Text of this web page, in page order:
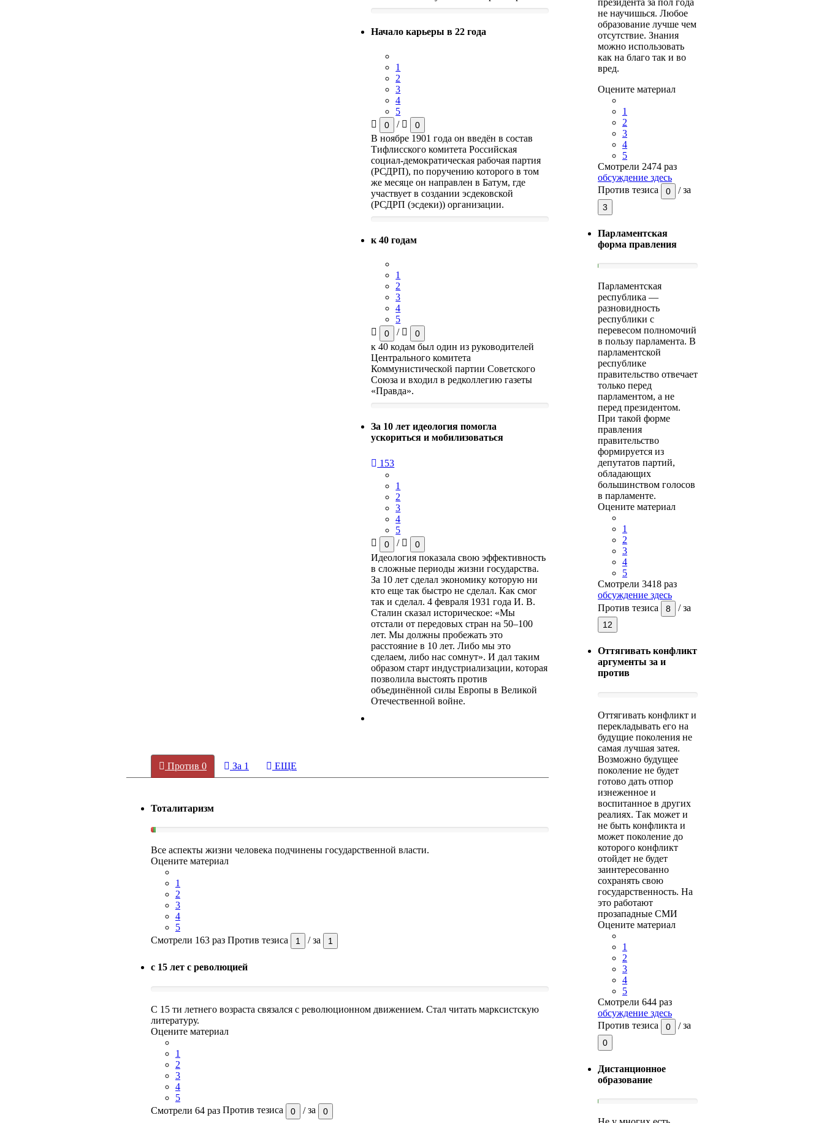
Начало карьеры в 22 года
1
2
3
4
5
0 / 0
В ноябре 1901 года он введён в состав
Тифлисского комитета Российская
социал-демократическая рабочая партия
(РСДРП), по поручению которого в том
же месяце он направлен в Батум, где
участвует в создании эсдековской
(РСДРП (эсдеки)) организации.
к 40 годам
1
2
3
4
5
0 / 0
к 40 кодам был один из руководителей
Центрального комитета
Коммунистической партии Советского
Союза и входил в редколлегию газеты
«Правда».
За 10 лет идеология помогла
ускориться и мобилизоваться
153
1
2
3
4
5
0 / 0
Идеология показала свою эффективность
в сложные периоды жизни государства.
За 10 лет сделал экономику которую ни
кто еще так быстро не сделал. Как смог
так и сделал. 4 февраля 1931 года И. В.
Сталин сказал историческое: «Мы
отстали от передовых стран на 50–100
лет. Мы должны пробежать это
расстояние в 10 лет. Либо мы это
сделаем, либо нас сомнут». И дал таким
образом старт индустриализации, которая
позволила выстоять против
объединённой силы Европы в Великой
Отечественной войне.
Против 0 За 1 ЕЩЕ
Тоталитаризм
Все аспекты жизни человека подчинены государственной власти.
Оцените материал
1
2
3
4
5
Смотрели 163 раз Против тезиса 1 /за 1
с 15 лет с революцией
С 15 ти летнего возраста связался с революционном движением. Стал читать марксистскую
литературу.
Оцените материал
1
2
3
4
5
Смотрели 64 раз Против тезиса 0 /за 0
не научишься. Любое
образование лучше чем
отсутствие. Знания
можно использовать
как на благо так и во
вред.
Оцените материал
1
2
3
4
5
Смотрели 2474 раз
обсуждение здесь
Против тезиса
0 /за
3
Парламентская
форма правления
Парламентская
республика —
разновидность
республики с
перевесом полномочий
в пользу парламента. В
парламентской
республике
правительство отвечает
только перед
парламентом, а не
перед президентом.
При такой форме
правления
правительство
формируется из
депутатов партий,
обладающих
большинством голосов
в парламенте.
Оцените материал
1
2
3
4
5
Смотрели 3418 раз
обсуждение здесь
Против тезиса
8 /за
12
Оттягивать конфликт
аргументы за и
против
Оттягивать конфликт и
перекладывать его на
будущие поколения не
самая лучшая затея.
Возможно будущее
поколение не будет
готово дать отпор
изнеженное и
воспитанное в других
реалиях. Так может и
не быть конфликта и
может поколение до
которого конфликт
отойдет не будет
заинтересованно
сохранять свою
государственность. На
это работают
прозападные СМИ
Оцените материал
1
2
3
4
5
Смотрели 644 раз
обсуждение здесь
Против тезиса
0 /за
0
Дистанционное
образование